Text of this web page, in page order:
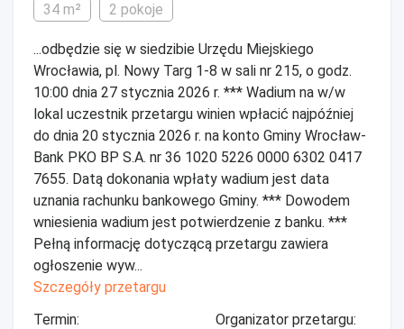
34 m²
2 pokoje
...odbędzie się w siedzibie Urzędu Miejskiego
Wrocławia, pl. Nowy Targ 1-8 w sali nr 215, o godz.
10:00 dnia 27 stycznia 2026 r. *** Wadium na w/w
lokal uczestnik przetargu winien wpłacić najpóźniej
do dnia 20 stycznia 2026 r. na konto Gminy Wrocław-
Bank PKO BP S.A. nr 36 1020 5226 0000 6302 0417
7655. Datą dokonania wpłaty wadium jest data
uznania rachunku bankowego Gminy. *** Dowodem
wniesienia wadium jest potwierdzenie z banku. ***
Pełną informację dotyczącą przetargu zawiera
ogłoszenie wyw...
Szczegóły przetargu
Termin:
Organizator przetargu: